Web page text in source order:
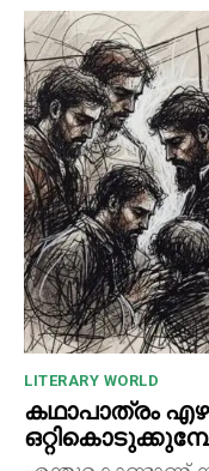
LITERARY WORLD
കഥാപാത്രം